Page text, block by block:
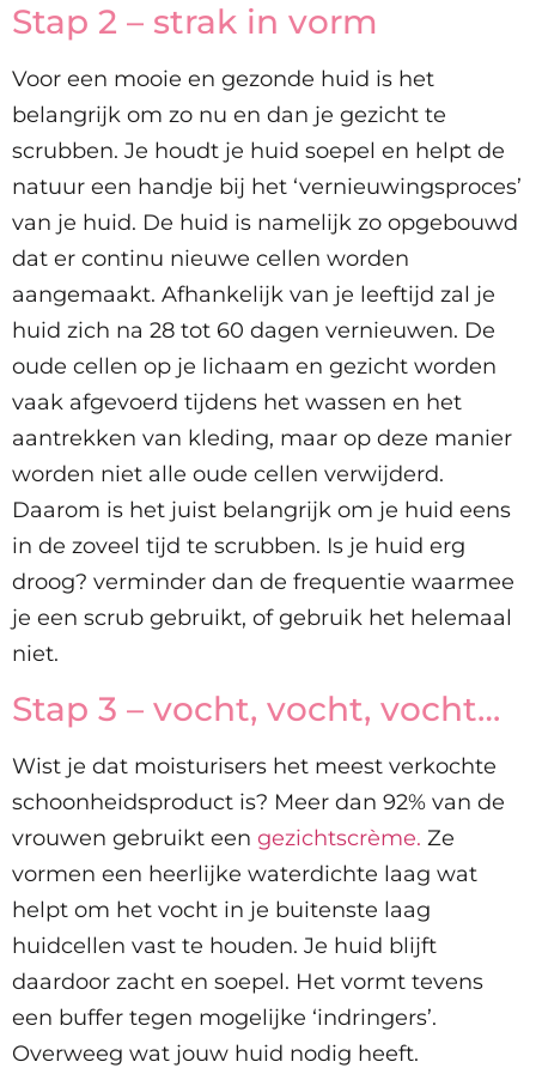
Stap 2 – strak in vorm
Voor een mooie en gezonde huid is het
belangrijk om zo nu en dan je gezicht te
scrubben. Je houdt je huid soepel en helpt de
natuur een handje bij het ‘vernieuwingsproces’
van je huid. De huid is namelijk zo opgebouwd
dat er continu nieuwe cellen worden
aangemaakt. Afhankelijk van je leeftijd zal je
huid zich na 28 tot 60 dagen vernieuwen. De
oude cellen op je lichaam en gezicht worden
vaak afgevoerd tijdens het wassen en het
aantrekken van kleding, maar op deze manier
worden niet alle oude cellen verwijderd.
Daarom is het juist belangrijk om je huid eens
in de zoveel tijd te scrubben. Is je huid erg
droog? verminder dan de frequentie waarmee
je een scrub gebruikt, of gebruik het helemaal
niet.
Stap 3 – vocht, vocht, vocht…
Wist je dat moisturisers het meest verkochte
schoonheidsproduct is? Meer dan 92% van de
vrouwen gebruikt een gezichtscrème. Ze
vormen een heerlijke waterdichte laag wat
helpt om het vocht in je buitenste laag
huidcellen vast te houden. Je huid blijft
daardoor zacht en soepel. Het vormt tevens
een buffer tegen mogelijke ‘indringers’.
Overweeg wat jouw huid nodig heeft.